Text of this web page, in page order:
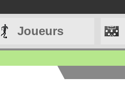
Joueurs